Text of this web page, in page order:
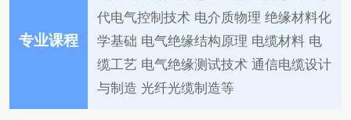
专业课程
代电气控制技术 电介质物理 绝缘材料化
学基础 电气绝缘结构原理 电缆材料 电
缆工艺 电气绝缘测试技术 通信电缆设计
与制造 光纤光缆制造等